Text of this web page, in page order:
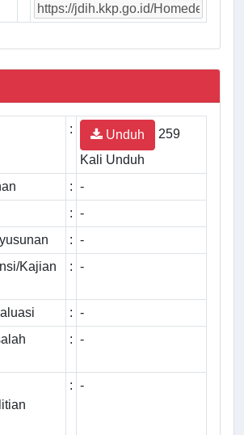
: Unduh
259
Kali Unduh
: -
: -
: -
Kajian
: -
: -
: -
: -